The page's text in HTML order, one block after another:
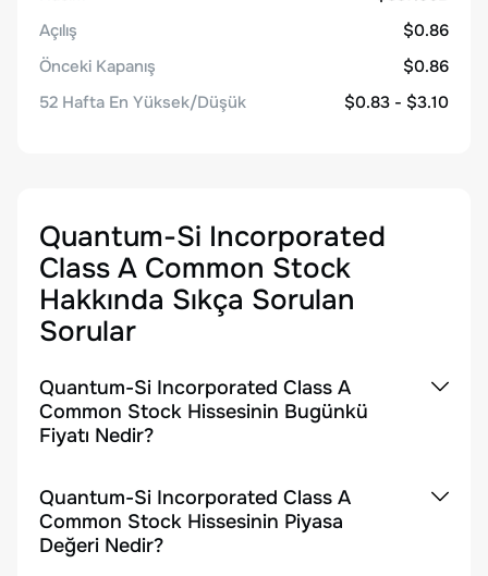
Açılış
$0.86
Önceki Kapanış
$0.86
52 Hafta En Yüksek/Düşük
$0.83 - $3.10
Quantum-Si Incorporated
Class A Common Stock
Hakkında Sıkça Sorulan
Sorular
Quantum-Si Incorporated Class A
Common Stock Hissesinin Bugünkü
Fiyatı Nedir?
Quantum-Si Incorporated Class A
Common Stock Hissesinin Piyasa
Değeri Nedir?